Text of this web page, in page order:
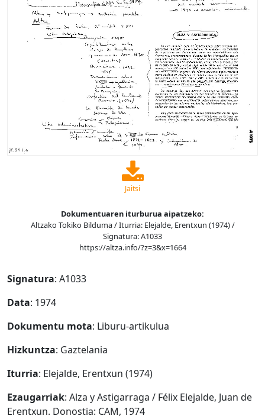
Jaitsi
Dokumentuaren iturburua aipatzeko:
Altzako Tokiko Bilduma / Iturria: Elejalde, Erentxun (1974) /
Signatura: A1033
https://altza.info/?z=3&x=1664
Signatura: A1033
Data: 1974
Dokumentu mota: Liburu-artikulua
Hizkuntza: Gaztelania
Iturria: Elejalde, Erentxun (1974)
Ezaugarriak: Alza y Astigarraga / Félix Elejalde, Juan de
Erentxun. Donostia: CAM, 1974